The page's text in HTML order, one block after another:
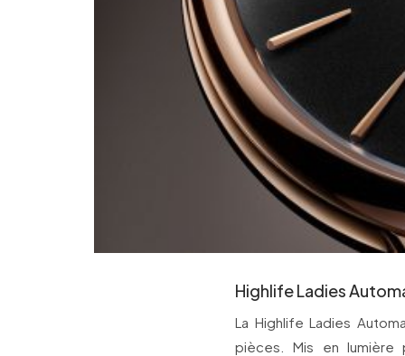
Highlife Ladies
La Highlife Ladies
pièces. Mis en